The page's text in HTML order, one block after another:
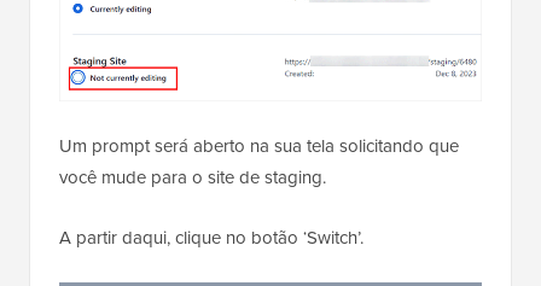
Um prompt será aberto na sua tela solicitando que
você mude para o site de staging.
A partir daqui, clique no botão ‘Switch’.